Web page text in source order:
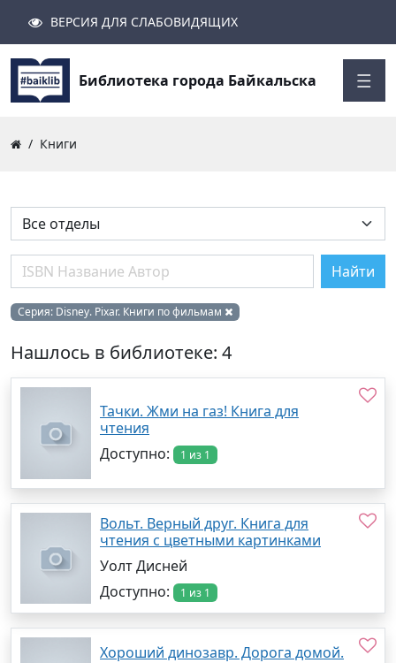
Найти
Серия: Disney. Pixar. Книги по фильмам
Нашлось в библиотеке: 4
Тачки. Жми на газ! Книга для
чтения
Доступно:
1 из 1
Вольт. Верный друг. Книга для
чтения с цветными картинками
Уолт Дисней
Доступно:
1 из 1
Хороший динозавр. Дорога домой.
Поиск
Найти
ВЕРСИЯ ДЛЯ СЛАБОВИДЯЩИХ
Библиотека города Байкальска
Книги